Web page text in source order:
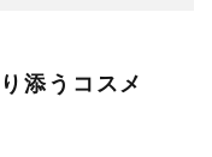
添うコスメ